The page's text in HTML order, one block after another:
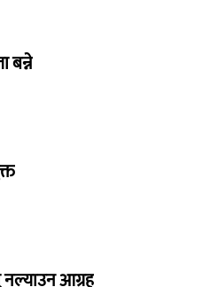
बन्ने
नल्याउन आग्रह